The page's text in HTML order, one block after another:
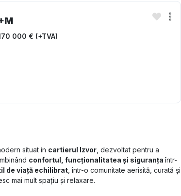
000 € (+TVA)
situat in cartierul Izvor , dezvoltat pentru a
confortul, funcționalitatea și siguranțaîntr-
de viață echilibrat , într-o comunitate aerisită, curată și
mai mult spațiu și relaxare.